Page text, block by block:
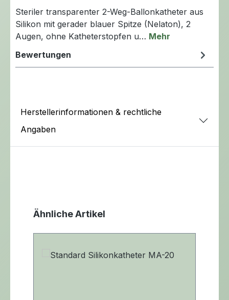
Steriler transparenter 2-Weg-Ballonkatheter aus
Silikon mit gerader blauer Spitze (Nelaton), 2
Augen, ohne Katheterstopfen u… Mehr
Bewertungen
Herstellerinformationen & rechtliche
Angaben
Produktgalerie überspringen
Ähnliche Artikel